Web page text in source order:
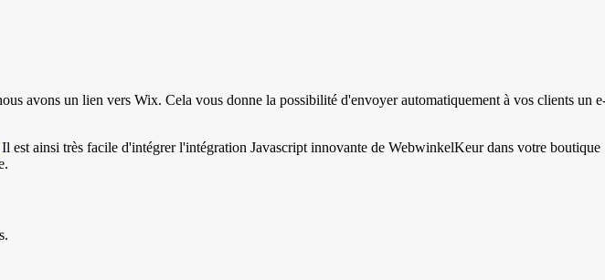
avons un lien vers Wix. Cela vous donne la possibilité d'envoyer automatiquement à vos clients un
Il est ainsi très facile d'intégrer l'intégration Javascript innovante de WebwinkelKeur dans votre boutique